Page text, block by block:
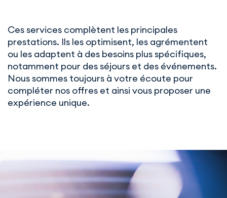
Ces services complètent les principales
prestations. Ils les optimisent, les agrémentent
ou les adaptent à des besoins plus spécifiques,
notamment pour des séjours et des événements.
Nous sommes toujours à votre écoute pour
compléter nos offres et ainsi vous proposer une
expérience unique.